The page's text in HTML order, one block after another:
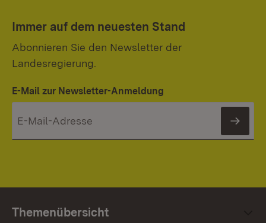
Immer auf dem neuesten Stand
Abonnieren Sie den Newsletter der
Landesregierung.
E-Mail zur Newsletter-Anmeldung
Themenübersicht